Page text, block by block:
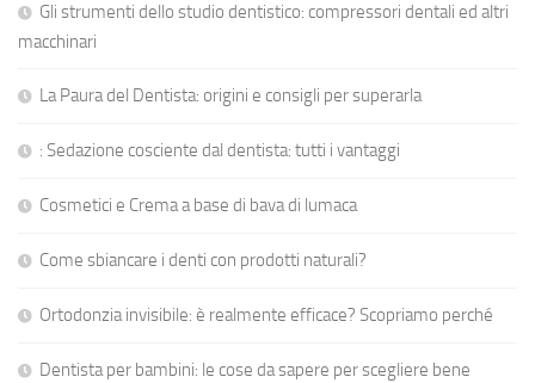
Gli strumenti dello studio dentistico: compressori dentali ed altri
macchinari
La Paura del Dentista: origini e consigli per superarla
: Sedazione cosciente dal dentista: tutti i vantaggi
Cosmetici e Crema a base di bava di lumaca
Come sbiancare i denti con prodotti naturali?
Ortodonzia invisibile: è realmente efficace? Scopriamo perché
Dentista per bambini: le cose da sapere per scegliere bene